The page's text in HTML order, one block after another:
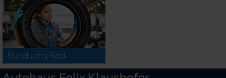
Rund ums Rad